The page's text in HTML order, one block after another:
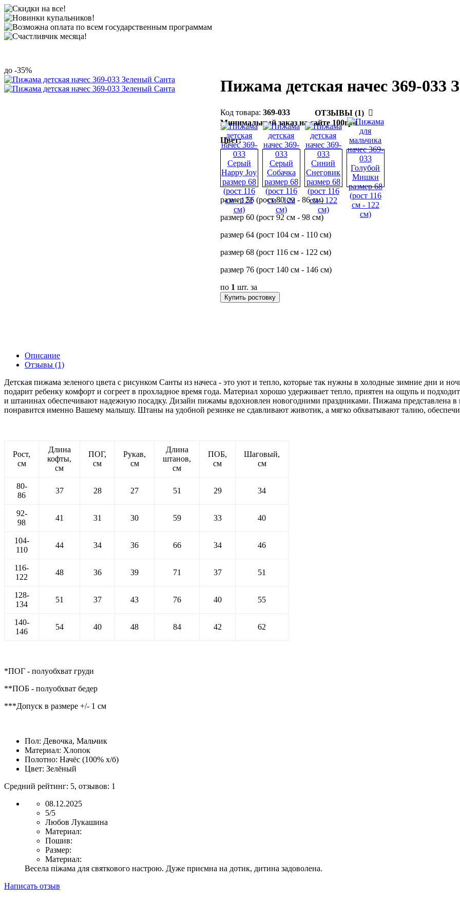
-35%
Пижама детская начес 369-033
369-033
ОТЗЫВЫ (1)
Минимальный заказ на сайте 100грн
Цвет:
размер 56 (рост 80 см - 86 см)
размер 60 (рост 92 см - 98 см)
размер 64 (рост 104 см - 110 см)
размер 68 (рост 116 см - 122 см)
размер 76 (рост 140 см - 146 см)
по 1 шт. за
Купить ростовку
Описание
Отзывы (1)
Детская пижама зеленого цвета с рисунком Санты из начеса - это уют и тепло, которые так нужны в холодные зимние дни и
подарит ребенку комфорт и согреет в прохладное время года. Материал хорошо удерживает тепло, приятен на ощупь и
и штанинах обеспечивают надежную посадку. Дизайн пижамы вдохновлен новогодними праздниками. Пижама представлена в
понравится именно Вашему малышу. Штаны на удобной резинке не сдавливают животик, а мягко обхватывают талию,
Рост,
см
Длина
кофты,
см
ПОГ,
см
Рукав,
см
Длина
штанов,
см
ПОБ,
см
Шаговый,
см
80-
86
37 28 27 51 29 34
92-
98
41 31 30 59 33 40
104-
110
44 34 36 66 34 46
116-
122
48 36 39 71 37 51
128-
134
51 37 43 76 40 55
140-
146
54 40 48 84 42 62
*ПОГ - полуобхват груди
**ПОБ - полуобхват бедер
***Допуск в размере +/- 1 см
Пол: Девочка, Мальчик
Материал: Хлопок
Полотно: Начёс (100% х/б)
Цвет: Зелёный
Средний рейтинг: 5, отзывов: 1
08.12.2025
5/5
Любов Лукашина
Материал:
Пошив:
Размер:
Материал:
Весела піжама для святкового настрою. Дуже приємна на дотик, дитина задоволена.
Написать отзыв